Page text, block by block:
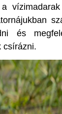
és
csírázni.